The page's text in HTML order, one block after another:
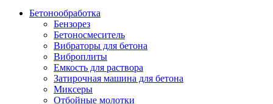
Бетонообработка
Бензорез
Бетоносмеситель
Вибраторы для бетона
Виброплиты
Емкость для раствора
Затирочная машина для бетона
Миксеры
Отбойные молотки